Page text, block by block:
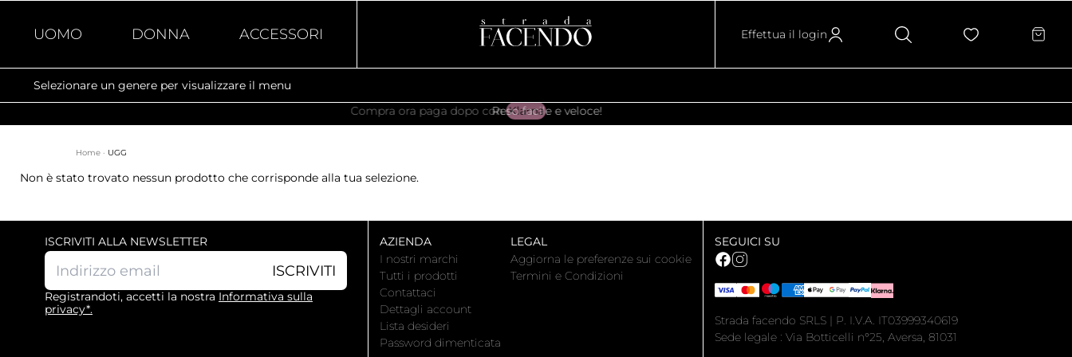
UOMO DONNA ACCESSORI Effettua il login
Selezionare un genere per visualizzare il menu
Compra ora paga dopo conKlarna.
Reso facile e veloce!
Home · UGG
Non è stato trovato nessun prodotto che corrisponde alla tua selezione.
ISCRIVITI ALLA NEWSLETTER
ISCRIVITI
Registrandoti, accetti la nostra Informativa sulla
privacy*.
AZIENDA
I nostri marchi
Tutti i prodotti
Contattaci
Dettagli account
Lista desideri
Password dimenticata
LEGAL
Aggiorna le preferenze sui cookie
Termini e Condizioni
SEGUICI SU
Strada facendo SRLS | P. I.V.A. IT03999340619
Sede legale : Via Botticelli n°25, Aversa, 81031